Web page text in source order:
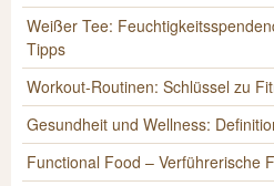
Weißer Tee:
Tipps
Workout-Routinen: Schlüssel zu
Gesundheit und Wellness:
Functional Food – Verführerische